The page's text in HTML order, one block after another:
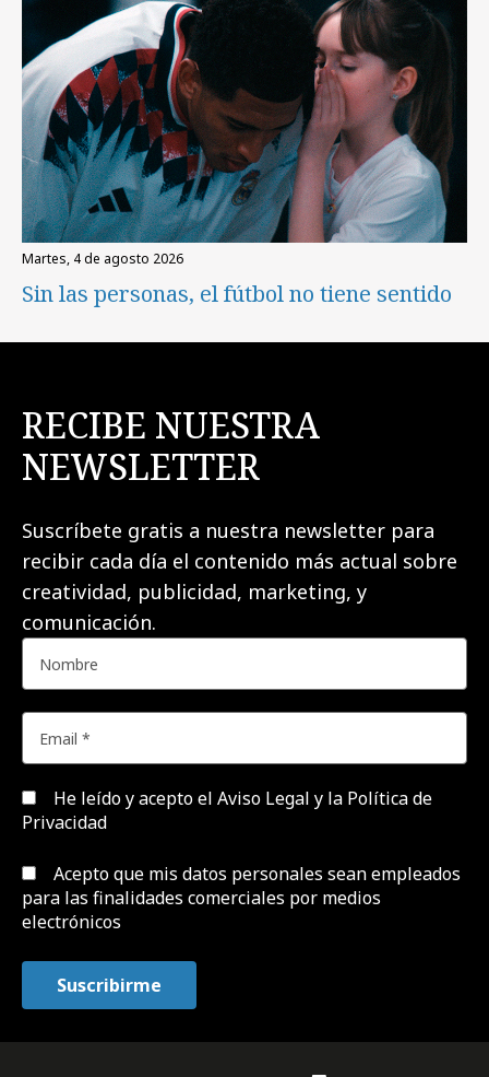
martes, 4 de agosto 2026
Sin las personas, el fútbol no tiene sentido
RECIBE NUESTRA
NEWSLETTER
Suscríbete gratis a nuestra newsletter para
recibir cada día el contenido más actual sobre
creatividad, publicidad, marketing, y
comunicación.
He leído y acepto el Aviso Legal y la Política de
Privacidad
Acepto que mis datos personales sean empleados
para las finalidades comerciales por medios
electrónicos